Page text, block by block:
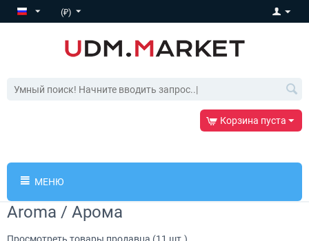
(₽)
Корзина пуста
МЕНЮ
Aroma / Арома